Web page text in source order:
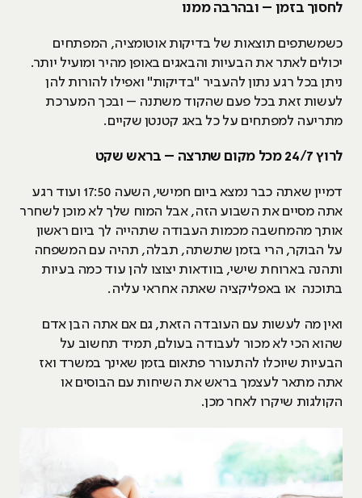
לחסוך בזמן – ובהרבה ממנו
כשמשתפים תוצאות של בדיקות אוטומציה, המפתחים
יכולים לאתר את הבעיות והבאגים באופן מהיר ומועיל יותר.
ניתן בכל רגע נתון להעביר "בדיקות" ואפילו להורות להן
לעשות זאת בכל פעם שהקוד משתנה – ובכך המערכת
מתריעה למפתחים על כל באג קטנטן שקיים.
לרוץ 24/7 מכל מקום שתרצה – בראש שקט
דמיין שאתה כבר נמצא ביום חמישי, השעה 17:50 ועוד רגע
אתה מסיים את השבוע הזה, אבל המוח שלך לא מוכן לשחרר
אותך מהמחשבה מכמות העבודה שתהייה לך ביום ראשון
על הבוקר, הרי בזמן שתשתה, תבלה, תהיה עם המשפחה
ותהנה בארוחת שישי, בוודאות יצוצו להן עוד כמה בעיות
בתוכנה או באפליקציה שאתה אחראי עליה.
ואין מה לעשות עם העובדה הזאת, גם אם אתה הבן אדם
שהוא הכי לא מכור לעבודה בעולם, תמיד תחשוב על
הבעיות שיוכלו להתעורר פתאום בזמן שאינך במשרד ואז
אתה מתאר לעצמך בראש את השיחות עם הבוסים או
הקולגות שיקרו לאחר מכן.